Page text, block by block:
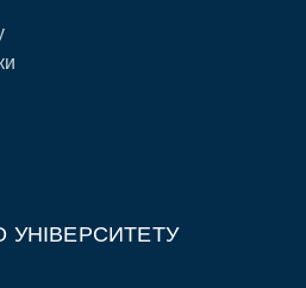
УНІВЕРСИТЕТУ